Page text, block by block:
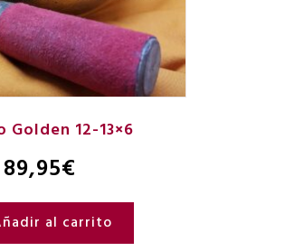
Golden 12-13×6
89,95€
al carrito